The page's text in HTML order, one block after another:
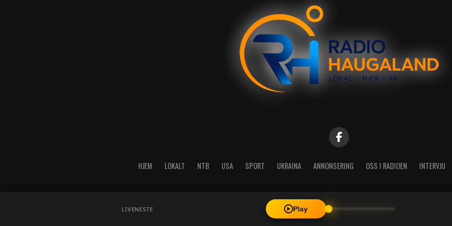
HJEM LOKALT NTB USA SPORT UKRAINA ANNONSERING OSS I RADIOEN INTERVJU
Copyright © 2026 A-Media AS | Radio Haugaland - Haraldsgata 114, 5527 Haugesund - Mail:
LIVENESTE Play